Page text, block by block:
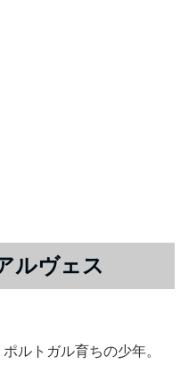
ルヴェス
ルトガル育ちの少年。